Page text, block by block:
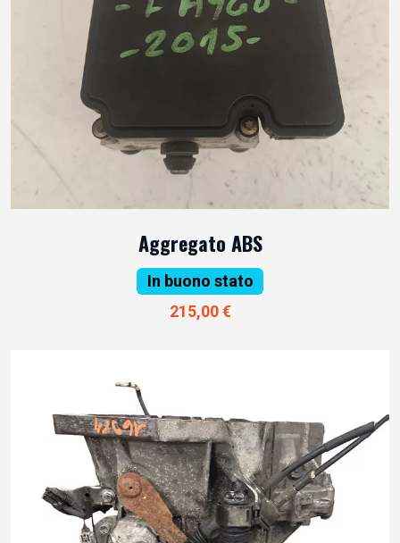
Aggregato ABS
In buono stato
215,00 €